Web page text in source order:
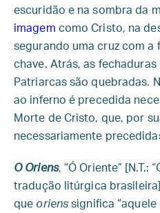
escuridão e na sombra da
imagem como Cristo, na
segurando uma cruz com a
chave. Atrás, as
Patriarcas são quebradas.
ao inferno é precedida
Morte de Cristo, que, por
necessariamente
O Oriens, “Ó Oriente” [N.T.:
tradução litúrgica
que oriens significa “aquele